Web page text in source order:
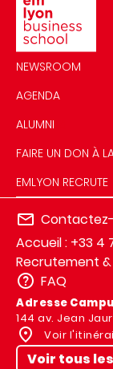
NEWSROOM
AGENDA
ALUMNI
FAIRE UN DON À
EMLYON RECRUTE
Accueil : +33 4
Recrutement &
FAQ
Adresse
144 av. Jean
Voir
Voir tous